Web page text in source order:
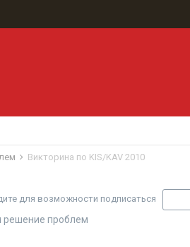
Викторина по KIS/KAV 2010
для возможности подписаться
решение проблем